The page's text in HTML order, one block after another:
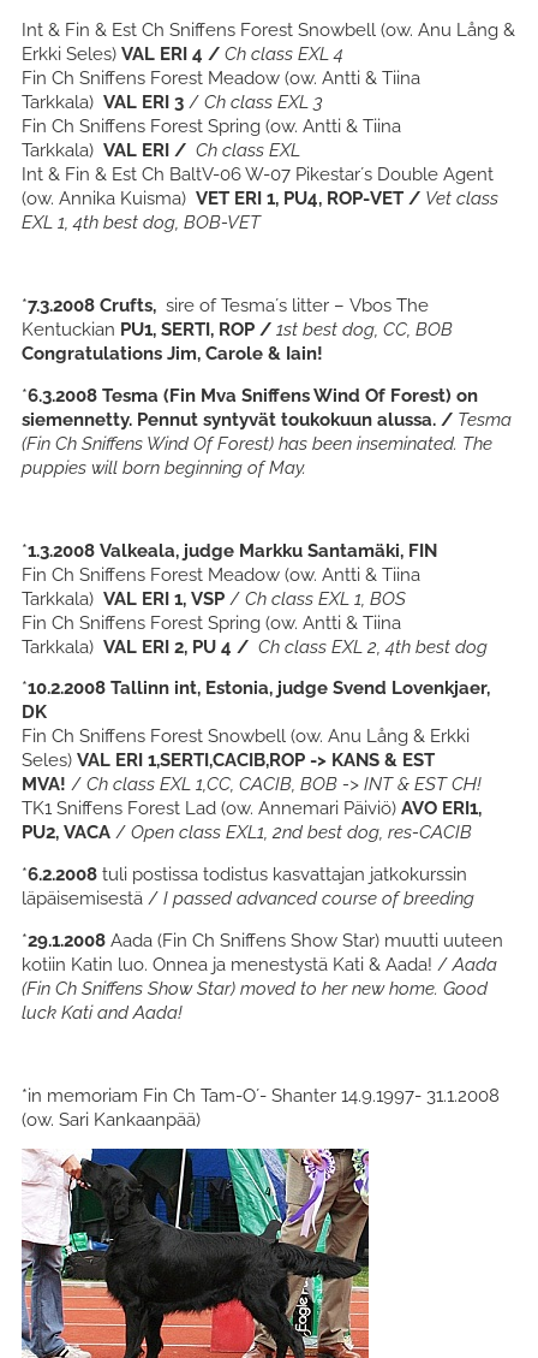
Int & Fin & Est Ch Sniffens Forest Snowbell (ow. Anu Lång &
Erkki Seles) VAL ERI 4 / Ch class EXL 4
Fin Ch Sniffens Forest Meadow (ow. Antti & Tiina
Tarkkala) VAL ERI 3 / Ch class EXL 3
Fin Ch Sniffens Forest Spring (ow. Antti & Tiina
Tarkkala) VAL ERI / Ch class EXL
Int & Fin & Est Ch BaltV-06 W-07 Pikestar´s Double Agent
(ow. Annika Kuisma) VET ERI 1, PU4, ROP-VET / Vet class
EXL 1, 4th best dog, BOB-VET
*7.3.2008 Crufts, sire of Tesma´s litter – Vbos The
Kentuckian PU1, SERTI, ROP / 1st best dog, CC, BOB
Congratulations Jim, Carole & Iain!
*6.3.2008 Tesma (Fin Mva Sniffens Wind Of Forest) on
siemennetty. Pennut syntyvät toukokuun alussa. / Tesma
(Fin Ch Sniffens Wind Of Forest) has been inseminated. The
puppies will born beginning of May.
*1.3.2008 Valkeala, judge Markku Santamäki, FIN
Fin Ch Sniffens Forest Meadow (ow. Antti & Tiina
Tarkkala) VAL ERI 1, VSP / Ch class EXL 1, BOS
Fin Ch Sniffens Forest Spring (ow. Antti & Tiina
Tarkkala) VAL ERI 2, PU 4 / Ch class EXL 2, 4th best dog
*10.2.2008 Tallinn int, Estonia, judge Svend Lovenkjaer,
DK
Fin Ch Sniffens Forest Snowbell (ow. Anu Lång & Erkki
Seles) VAL ERI 1,SERTI,CACIB,ROP -> KANS & EST
MVA! / Ch class EXL 1,CC, CACIB, BOB -> INT & EST CH!
TK1 Sniffens Forest Lad (ow. Annemari Päiviö) AVO ERI1,
PU2, VACA / Open class EXL1, 2nd best dog, res-CACIB
*6.2.2008 tuli postissa todistus kasvattajan jatkokurssin
läpäisemisestä / I passed advanced course of breeding
*29.1.2008 Aada (Fin Ch Sniffens Show Star) muutti uuteen
kotiin Katin luo. Onnea ja menestystä Kati & Aada! / Aada
(Fin Ch Sniffens Show Star) moved to her new home. Good
luck Kati and Aada!
*in memoriam Fin Ch Tam-O´- Shanter 14.9.1997- 31.1.2008
(ow. Sari Kankaanpää)